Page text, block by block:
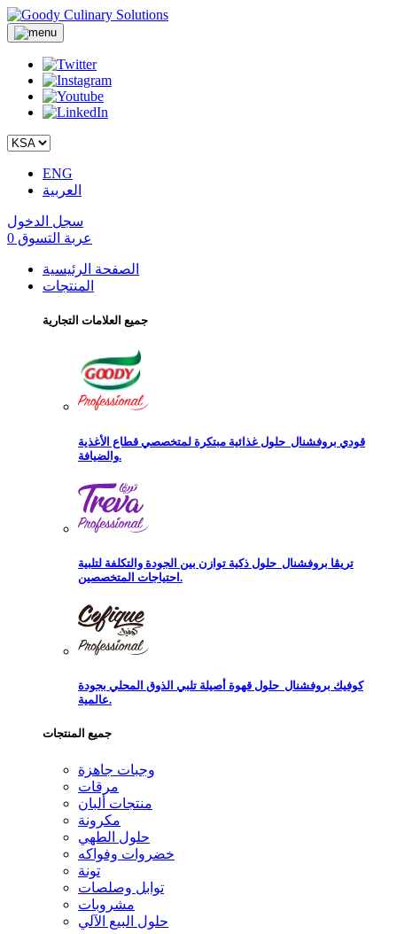
ENG
العربية
سجل الدخول
عربة التسوق 0
الصفحة الرئيسية
المنتجات
جميع العلامات التجارية
قودي بروفشنال حلول غذائية مبتكرة لمتخصصي قطاع الأغذية
والضيافة.
تريڨا بروفشنال حلول ذكية توازن بين الجودة والتكلفة لتلبية
احتياجات المتخصصين.
كوفيك بروفشنال حلول قهوة أصيلة تلبي الذوق المحلي بجودة
عالمية.
جميع المنتجات
وجبات جاهزة
مرقات
منتجات ألبان
مكرونة
حلول الطهي
خضروات وفواكه
تونة
توابل وصلصات
مشروبات
حلول البيع الآلي